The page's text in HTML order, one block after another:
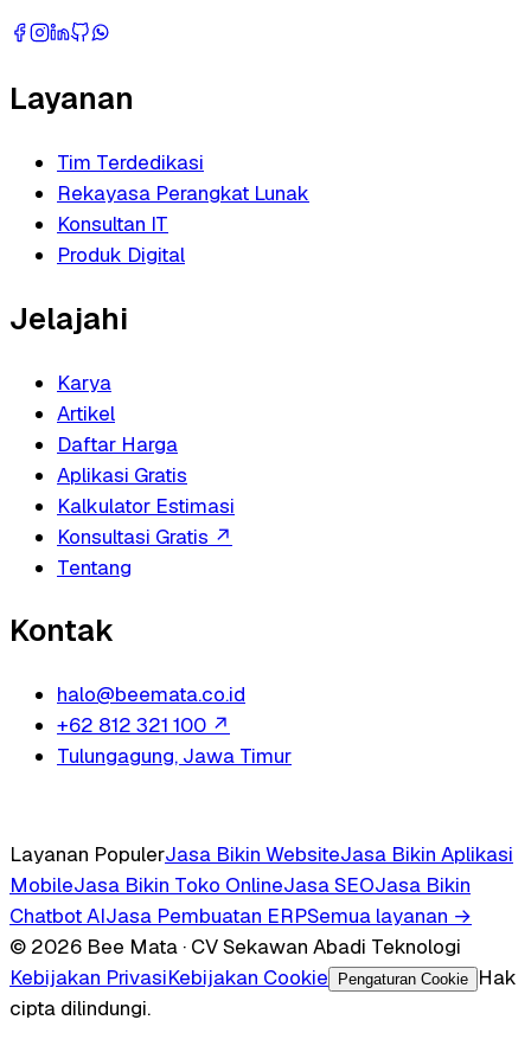
Layanan
Tim Terdedikasi
Rekayasa Perangkat Lunak
Konsultan IT
Produk Digital
Jelajahi
Karya
Artikel
Daftar Harga
Aplikasi Gratis
Kalkulator Estimasi
Konsultasi Gratis ↗
Tentang
Kontak
halo@beemata.co.id
+62 812 321 100 ↗
Tulungagung, Jawa Timur
Layanan PopulerJasa Bikin WebsiteJasa Bikin Aplikasi
MobileJasa Bikin Toko OnlineJasa SEOJasa Bikin
Chatbot AIJasa Pembuatan ERPSemua layanan →
© 2026 Bee Mata · CV Sekawan Abadi Teknologi
Kebijakan PrivasiKebijakan Cookie Pengaturan Cookie
Hak
cipta dilindungi.